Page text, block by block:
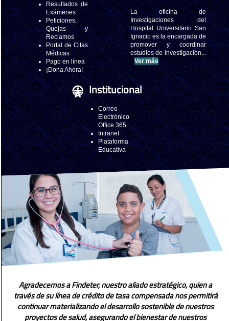
Resultados de
Exámenes
Peticiones,
Quejas y
Reclamos
Portal de Citas
Médicas
Pago en línea
¡Dona Ahora!
La oficina de
Investigaciones del
Hospital Universitario San
Ignacio es la encargada de
promover y coordinar
estudios de investigación...
Ver más
Institucional
Correo
Electrónico
Office 365
Intranet
Plataforma
Educativa
Agradecemos a Findeter, nuestro aliado estratégico, quien a
través de su línea de crédito de tasa compensada nos permitirá
continuar materializando el desarrollo sostenible de nuestros
proyectos de salud, asegurando el bienestar de nuestros